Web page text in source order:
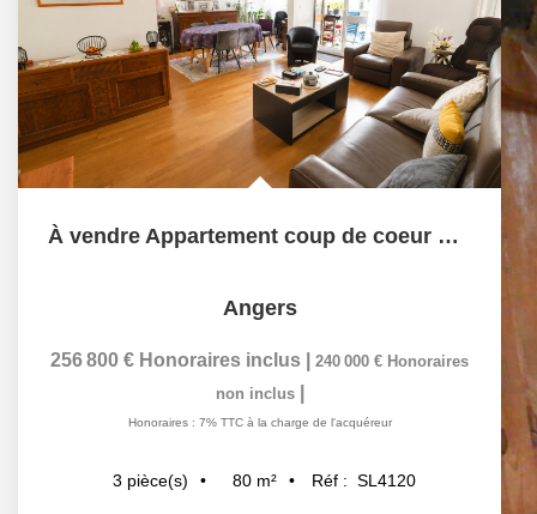
À vendre Appartement coup de coeur dans le quartier prisé...
Angers
256 800 € Honoraires inclus 240 000 € Honoraires
non inclus
Honoraires : 7% TTC à la charge de l'acquéreur
3 pièce(s) 80 m² Réf : SL4120